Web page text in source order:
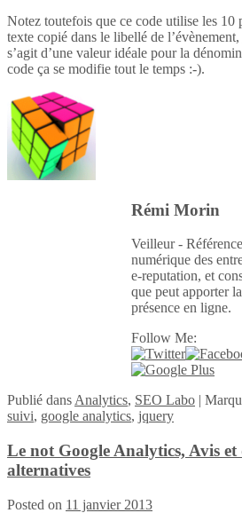
Notez toutefois que ce code utilise les 10
texte copié dans le libellé de
s’agit d’une valeur idéale pour la
code ça se modifie tout le temps :-).
Rémi Morin
Veilleur -
numérique des
e-reputation, et
que peut apporter
présence en ligne.
Follow Me:
Publié dans Analytics, SEO Labo |
suivi, google analytics, jquery
Le not Google Analytics, Avis et
alternatives
Posted on 11 janvier 2013